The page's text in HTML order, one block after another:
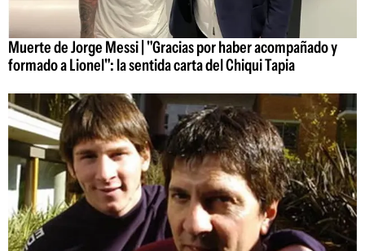
Muerte de Jorge Messi | "Gracias por haber acompañado y
formado a Lionel": la sentida carta del Chiqui Tapia